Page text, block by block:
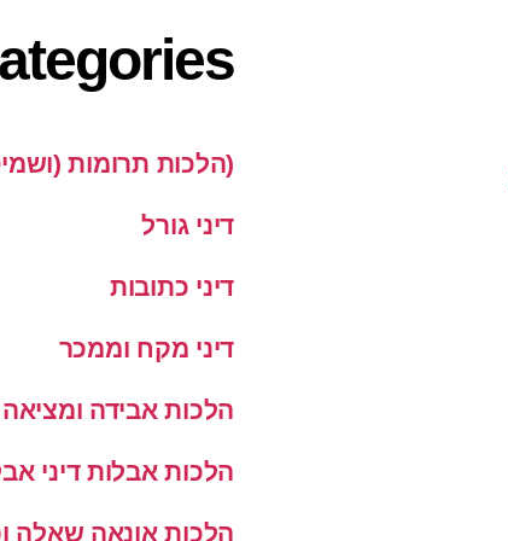
(הלכות תרומות
דיני גורל
דיני כתובות
דיני מקח וממכר
הלכות אבידה ומציאה
הלכות אבלות דיני
הלכות אונאה שאלה